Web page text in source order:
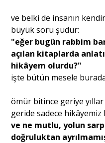
ve belki de insanın
büyük soru şudur:
"eğer bugün rabbim
açılan kitaplarda
hikâyem olurdu?"
işte bütün mesele
ömür bitince geriye yıllar
geride sadece hikâyemiz
ve ne mutlu, yolun
doğruluktan